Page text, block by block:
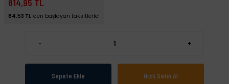
814,95 TL
84,53 TL 'den başlayan taksitlerle!
- +
Sepete Ekle Hızlı Satın Al